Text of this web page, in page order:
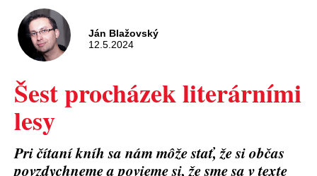
Ján Blažovský
12.5.2024
Šest procházek literárními
lesy
Pri čítaní kníh sa nám môže stať, že si občas
povzdychneme a povieme si, že sme sa v texte